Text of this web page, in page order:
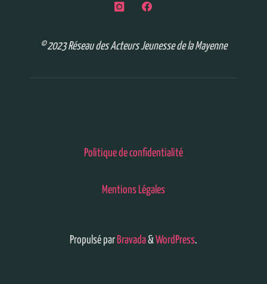
© 2023 Réseau des Acteurs Jeunesse de la Mayenne
Politique de confidentialité
Mentions Légales
Propulsé par Bravada&WordPress.